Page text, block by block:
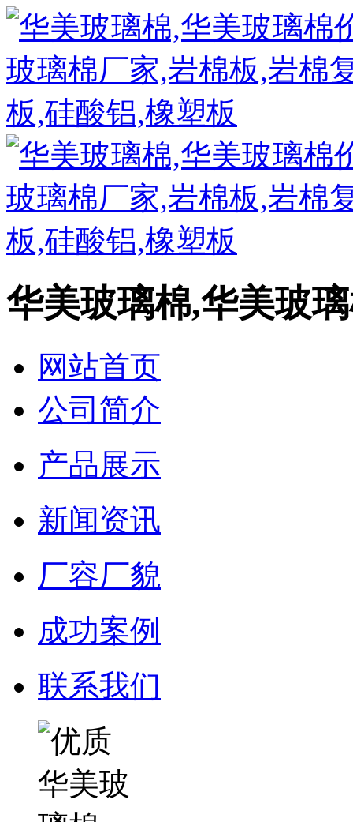
华美玻璃棉,华美玻
网站首页
公司简介
产品展示
新闻资讯
厂容厂貌
成功案例
联系我们